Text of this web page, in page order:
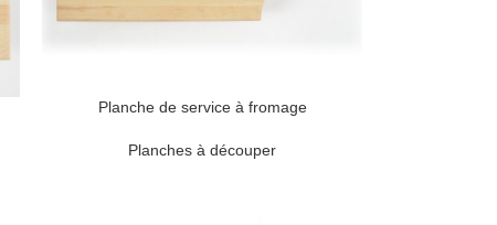
Planche de service à fromage
Planches à découper